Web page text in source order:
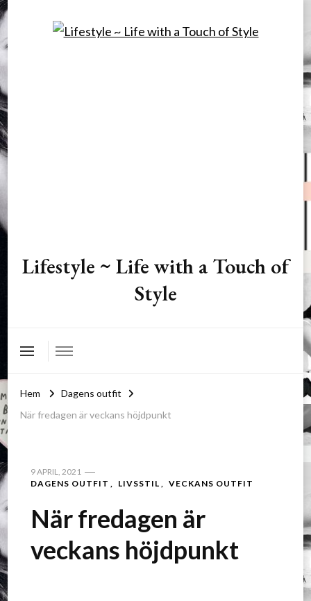
Lifestyle ~ Life with a Touch of
Style
Hem
Dagens outfit
När fredagen är veckans höjdpunkt
9 APRIL, 2021
DAGENS OUTFIT
LIVSSTIL VECKANS OUTFIT
När fredagen är
veckans höjdpunkt